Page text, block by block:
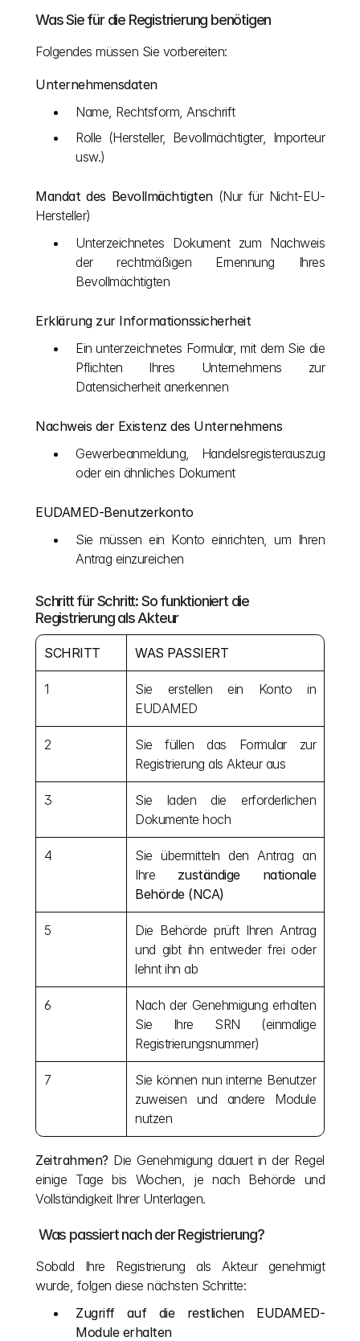
Was Sie für die Registrierung benötigen
Folgendes müssen Sie vorbereiten:
Unternehmensdaten
Name, Rechtsform, Anschrift
Rolle (Hersteller, Bevollmächtigter, Importeur
usw.)
Mandat des Bevollmächtigten (Nur für Nicht-EU-
Hersteller)
Unterzeichnetes Dokument zum Nachweis
der rechtmäßigen Ernennung Ihres
Bevollmächtigten
Erklärung zur Informationssicherheit
Ein unterzeichnetes Formular, mit dem Sie die
Pflichten Ihres Unternehmens zur
Datensicherheit anerkennen
Nachweis der Existenz des Unternehmens
Gewerbeanmeldung, Handelsregisterauszug
oder ein ähnliches Dokument
EUDAMED-Benutzerkonto
Sie müssen ein Konto einrichten, um Ihren
Antrag einzureichen
Schritt für Schritt: So funktioniert die
Registrierung als Akteur
SCHRITT WAS PASSIERT
1
Sie erstellen ein Konto in
EUDAMED
2
Sie füllen das Formular zur
Registrierung als Akteur aus
3
Sie laden die erforderlichen
Dokumente hoch
4
Sie übermitteln den Antrag an
Ihre zuständige nationale
Behörde (NCA)
5
Die Behörde prüft Ihren Antrag
und gibt ihn entweder frei oder
lehnt ihn ab
6
Nach der Genehmigung erhalten
Sie Ihre SRN (einmalige
Registrierungsnummer)
7
Sie können nun interne Benutzer
zuweisen und andere Module
nutzen
Zeitrahmen? Die Genehmigung dauert in der Regel
einige Tage bis Wochen, je nach Behörde und
Vollständigkeit Ihrer Unterlagen.
Was passiert nach der Registrierung?
Sobald Ihre Registrierung als Akteur genehmigt
wurde, folgen diese nächsten Schritte:
Zugriff auf die restlichen EUDAMED-
Module erhalten